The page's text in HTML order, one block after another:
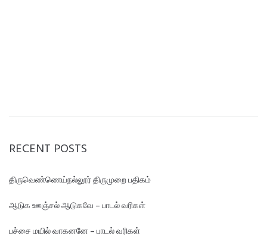
RECENT POSTS
திருவெண்ணெய்நல்லூர் திருமுறை பதிகம்
ஆடுக ஊஞ்சல் ஆடுகவே – பாடல் வரிகள்
பச்சை மயில் வாகனனே – பாடல் வரிகள்